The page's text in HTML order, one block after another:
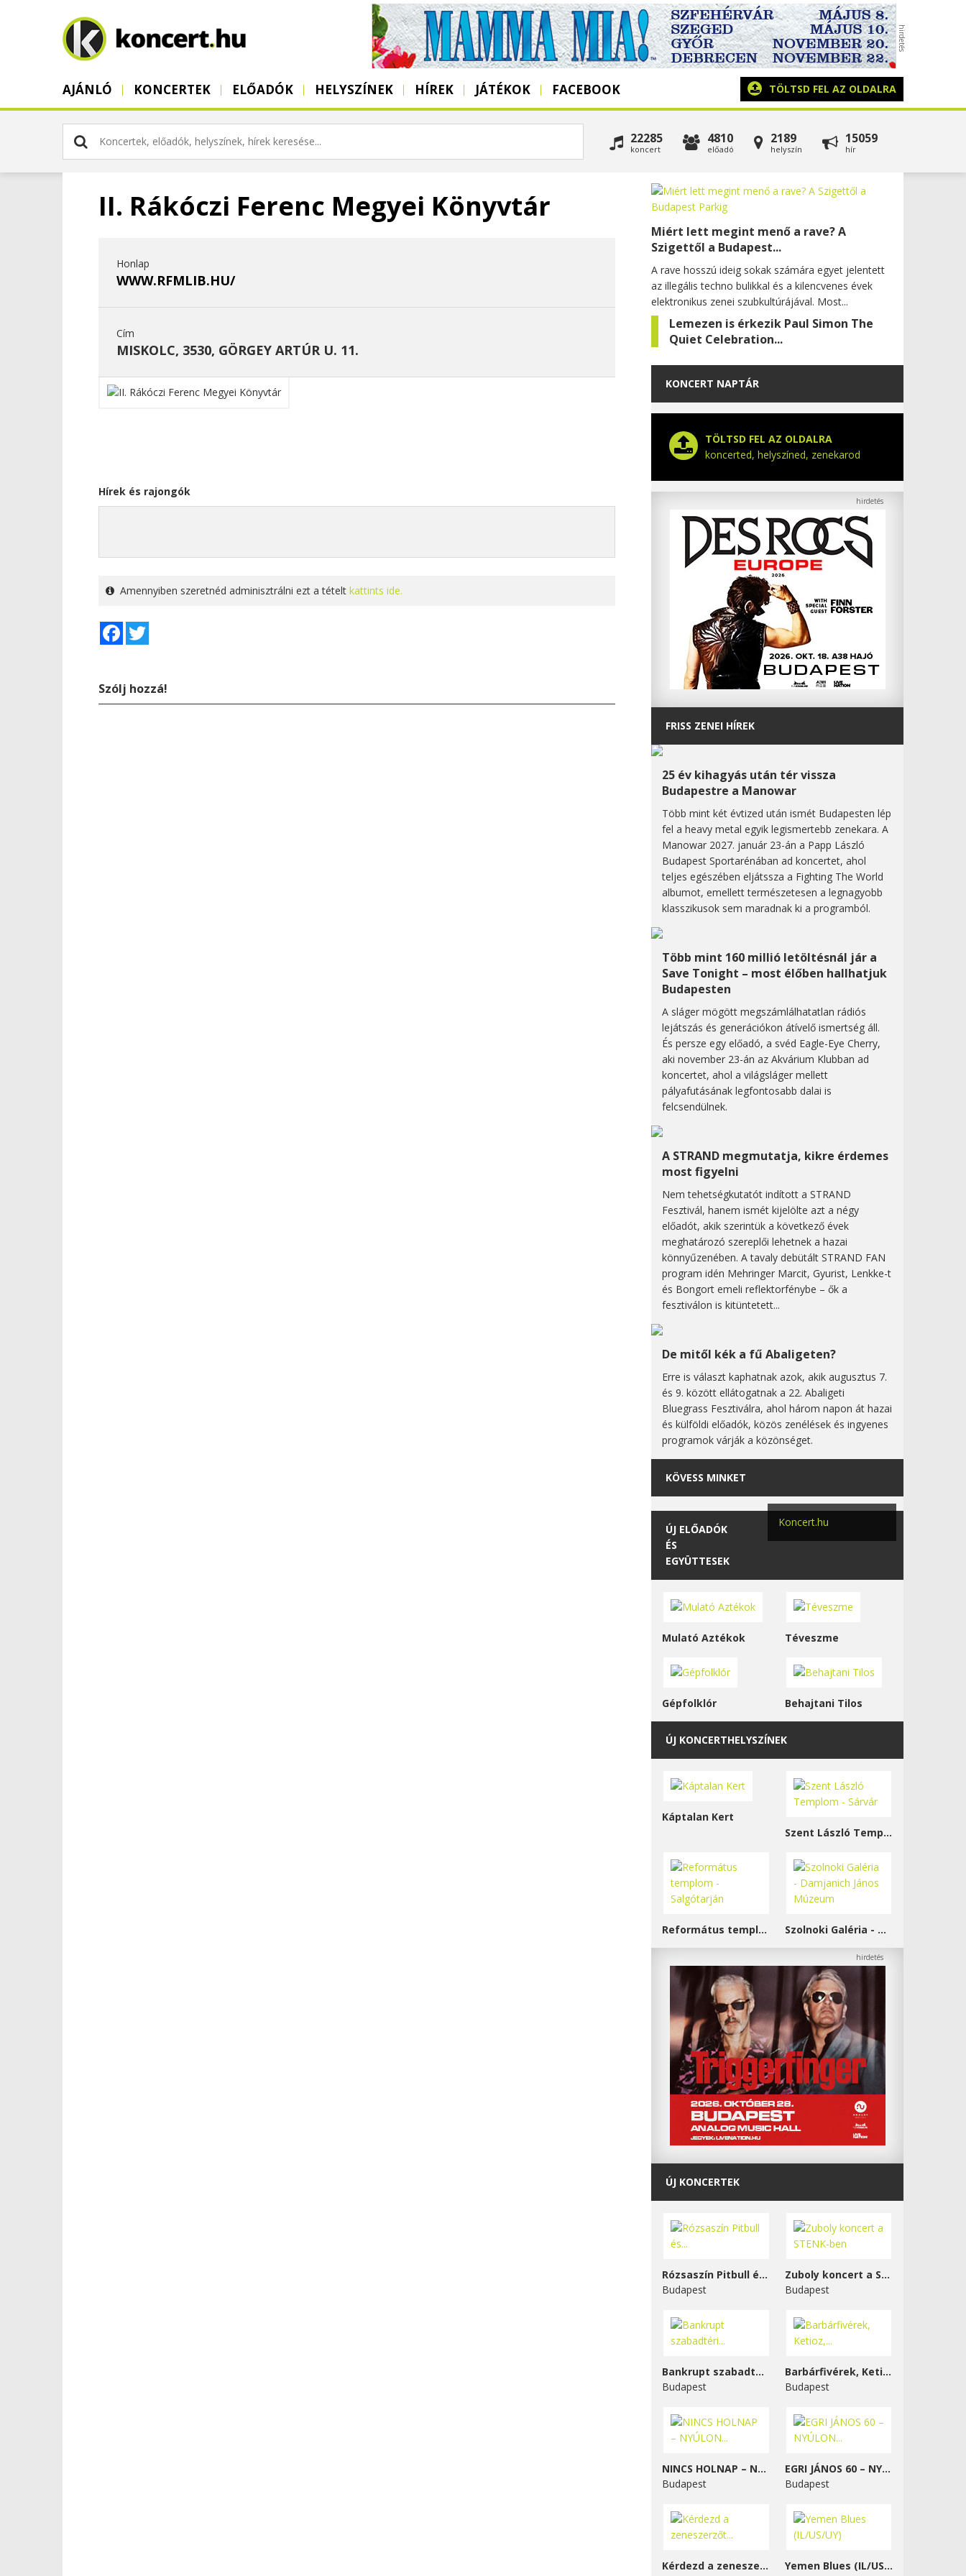
AJÁNLÓ KONCERTEK ELŐADÓK HELYSZÍNEK HÍREK JÁTÉKOK FACEBOOK TÖLTSD FEL AZ OLDALRA
22285
koncert
4810
előadó
2189
helyszín
15059
hír
II. Rákóczi Ferenc Megyei Könyvtár
Honlap
WWW.RFMLIB.HU/
Cím
MISKOLC, 3530, GÖRGEY ARTÚR U. 11.
Hírek és rajongók
Amennyiben szeretnéd adminisztrálni ezt a tételt kattints ide.
Facebook
Szólj hozzá!
Miért lett megint menő a rave? A
Szigettől a Budapest...
A rave hosszú ideig sokak számára egyet jelentett
az illegális techno bulikkal és a kilencvenes évek
elektronikus zenei szubkultúrájával. Most...
Lemezen is érkezik Paul Simon The
Quiet Celebration...
KONCERT NAPTÁR
TÖLTSD FEL AZ OLDALRA
koncerted, helyszíned, zenekarod
FRISS ZENEI HÍREK
25 év kihagyás után tér vissza
Budapestre a Manowar
Több mint két évtized után ismét Budapesten lép
fel a heavy metal egyik legismertebb zenekara. A
Manowar 2027. január 23-án a Papp László
Budapest Sportarénában ad koncertet, ahol
teljes egészében eljátssza a Fighting The World
albumot, emellett természetesen a legnagyobb
klasszikusok sem maradnak ki a programból.
Több mint 160 millió letöltésnál jár a
Save Tonight – most élőben hallhatjuk
Budapesten
A sláger mögött megszámlálhatatlan rádiós
lejátszás és generációkon átívelő ismertség áll.
És persze egy előadó, a svéd Eagle-Eye Cherry,
aki november 23-án az Akvárium Klubban ad
koncertet, ahol a világsláger mellett
pályafutásának legfontosabb dalai is
felcsendülnek.
A STRAND megmutatja, kikre érdemes
most figyelni
Nem tehetségkutatót indított a STRAND
Fesztivál, hanem ismét kijelölte azt a négy
előadót, akik szerintük a következő évek
meghatározó szereplői lehetnek a hazai
könnyűzenében. A tavaly debütált STRAND FAN
program idén Mehringer Marcit, Gyurist, Lenkke-t
és Bongort emeli reflektorfénybe – ők a
fesztiválon is kitüntetett...
De mitől kék a fű Abaligeten?
Erre is választ kaphatnak azok, akik augusztus 7.
és 9. között ellátogatnak a 22. Abaligeti
Bluegrass Fesztiválra, ahol három napon át hazai
és külföldi előadók, közös zenélések és ingyenes
programok várják a közönséget.
KÖVESS MINKET
Koncert.hu
ÚJ ELŐADÓK
ÉS
EGYÜTTESEK
Mulató Aztékok Téveszme
Gépfolklór Behajtani Tilos
ÚJ KONCERTHELYSZÍNEK
Káptalan Kert
Szent László Templom - Sárvár
Református templom - Salgótarján Szolnoki Galéria - Damjanich János Múzeum
ÚJ KONCERTEK
Rózsaszín Pitbull és...
Budapest
Zuboly koncert a STENK-ben
Budapest
Bankrupt szabadtéri...
Budapest
Barbárfivérek, Ketioz,...
Budapest
NINCS HOLNAP – NYÚLON...
Budapest
EGRI JÁNOS 60 – NYÚLON...
Budapest
Kérdezd a zeneszerzőt...
Yemen Blues (IL/US/UY)